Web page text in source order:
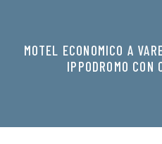
MOTEL ECONOMICO A
IPPODROMO CON